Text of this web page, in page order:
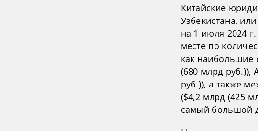
Китайские
Узбекистана,
на 1 июля 2024
месте по
как наибольшие
(680 млрд руб.)),
руб.)), а также
($4,2 млрд (425
самый большой